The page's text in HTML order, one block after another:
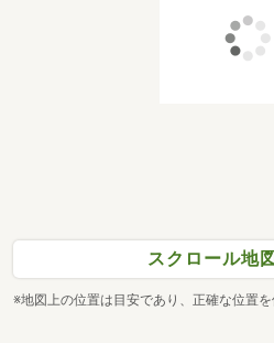
スクロール地
※地図上の位置は目安であり、正確な位置